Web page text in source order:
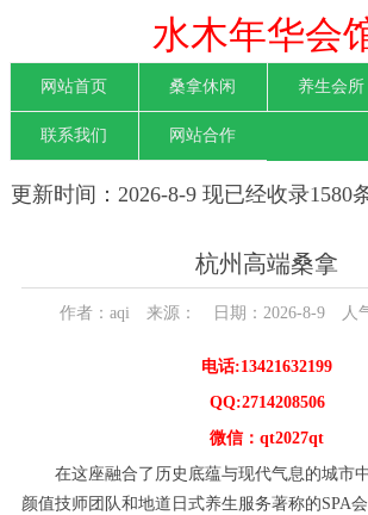
水木年华会
网站首页 桑拿休闲 养生会所
联系我们 网站合作
更新时间：2026-8-9 现已经收录1580
杭州高端桑拿
作者：aqi 来源： 日期：2026-8-9 人
电话:13421632199
QQ:2714208506
微信：qt2027qt
在这座融合了历史底蕴与现代气息的城市
颜值技师团队和地道日式养生服务著称的